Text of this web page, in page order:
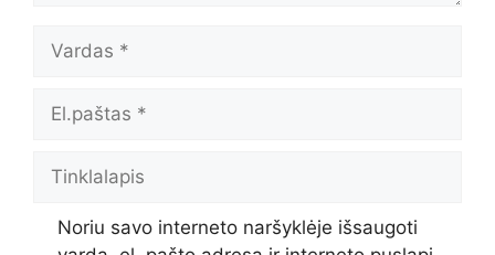
Noriu savo interneto naršyklėje išsaugoti